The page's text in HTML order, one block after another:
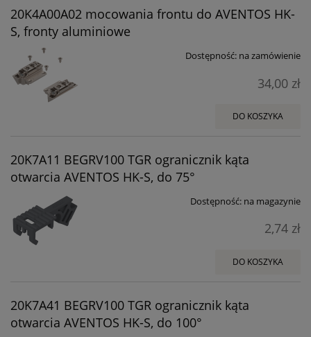
20K4A00A02 mocowania frontu do AVENTOS HK-
S, fronty aluminiowe
Dostępność: na zamówienie
34,00 zł
DO KOSZYKA
20K7A11 BEGRV100 TGR ogranicznik kąta
otwarcia AVENTOS HK-S, do 75°
Dostępność: na magazynie
2,74 zł
DO KOSZYKA
20K7A41 BEGRV100 TGR ogranicznik kąta
otwarcia AVENTOS HK-S, do 100°